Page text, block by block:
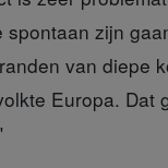
zijn
van diepe
Europa. Dat